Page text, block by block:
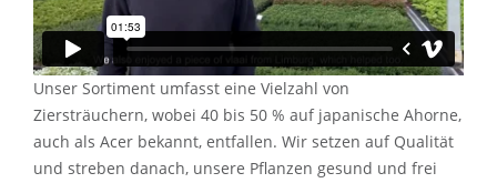
Unser Sortiment umfasst eine Vielzahl von
Ziersträuchern, wobei 40 bis 50 % auf japanische Ahorne,
auch als Acer bekannt, entfallen. Wir setzen auf Qualität
und streben danach, unsere Pflanzen gesund und frei